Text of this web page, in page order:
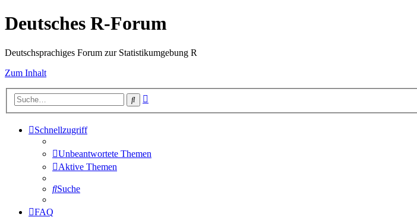
Deutsches R-Forum
Deutschsprachiges Forum zur Statistikumgebung R
Zum Inhalt
Suche
Schnellzugriff
Unbeantwortete Themen
Aktive Themen
Suche
FAQ